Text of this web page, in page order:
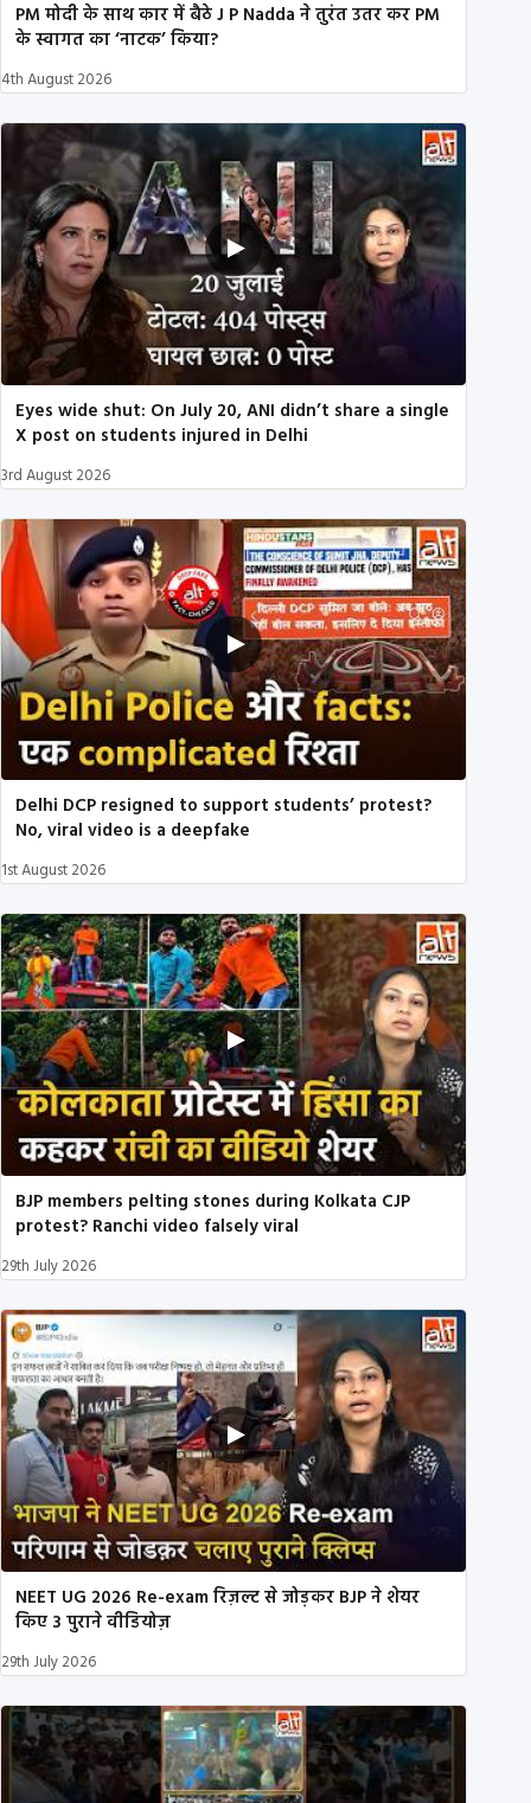
PM मोदी के साथ कार में बैठे J P Nadda ने तुरंत उतर कर PM
के स्वागत का ‘नाटक’ किया?
4th August 2026
Eyes wide shut: On July 20, ANI didn’t share a single
X post on students injured in Delhi
3rd August 2026
Delhi DCP resigned to support students’ protest?
No, viral video is a deepfake
1st August 2026
BJP members pelting stones during Kolkata CJP
protest? Ranchi video falsely viral
29th July 2026
NEET UG 2026 Re-exam रिज़ल्ट से जोड़कर BJP ने शेयर
किए 3 पुराने वीडियोज़
29th July 2026